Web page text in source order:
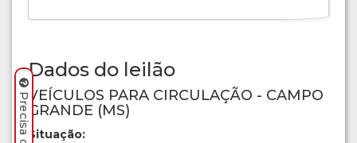
Dados do leilão
VEÍCULOS PARA CIRCULAÇÃO - CAMPO
GRANDE (MS)
Situação: